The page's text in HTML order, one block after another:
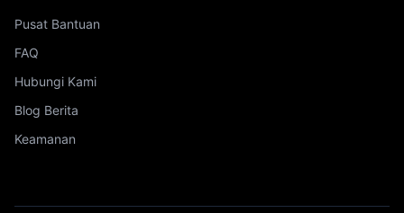
Pusat Bantuan
FAQ
Hubungi Kami
Blog Berita
Keamanan